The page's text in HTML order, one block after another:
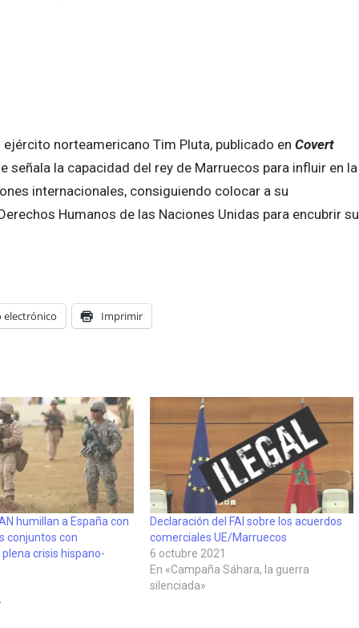
norteamericano Tim Pluta, publicado en Covert
señala la capacidad del rey de Marruecos para influir en la
internacionales, consiguiendo colocar a su
Humanos de las Naciones Unidas para encubrir su
electrónico Imprimir
humillan a España con
conjuntos con
crisis hispano-
Declaración del FAI sobre los acuerdos
comerciales UE/Marruecos
6 octubre 2021
En «Campaña Sáhara, la guerra
silenciada»